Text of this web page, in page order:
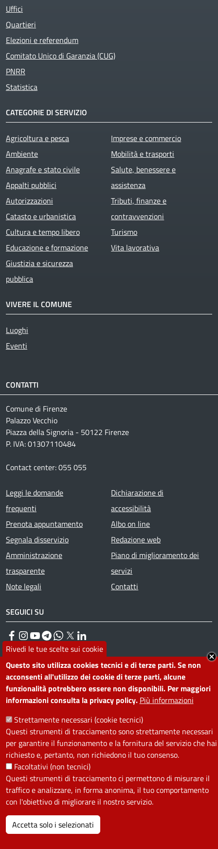
Rivedi le tue scelte sui cookie
Questo sito utilizza cookies tecnici e di terze parti. Se non
acconsenti all'utilizzo dei cookie di terze parti, alcune
funzionalità potrebbero essere non disponibili. Per maggiori
informazioni consulta la privacy policy. Più informazioni
Strettamente necessari (cookie tecnici)
Questi strumenti di tracciamento sono strettamente necessari
per garantire il funzionamento e la fornitura del servizio che hai
richiesto e, pertanto, non richiedono il tuo consenso.
Facoltativi (non tecnici)
Questi strumenti di tracciamento ci permettono di misurare il
traffico e analizzare, in forma anonima, il tuo comportamento
con l'obiettivo di migliorare il nostro servizio.
Accetta solo i selezionati
Uffici
Quartieri
Elezioni e referendum
Comitato Unico di Garanzia (CUG)
PNRR
Statistica
CATEGORIE DI SERVIZIO
Agricoltura e pesca
Ambiente
Anagrafe e stato civile
Appalti pubblici
Autorizzazioni
Catasto e urbanistica
Cultura e tempo libero
Educazione e formazione
Giustizia e sicurezza
pubblica
Imprese e commercio
Mobilità e trasporti
Salute, benessere e
assistenza
Tributi, finanze e
contravvenzioni
Turismo
Vita lavorativa
VIVERE IL COMUNE
Luoghi
Eventi
CONTATTI
Comune di Firenze
Palazzo Vecchio
Piazza della Signoria - 50122 Firenze
P. IVA: 01307110484
Contact center: 055 055
Footer menu
Leggi le domande
frequenti
Prenota appuntamento
Segnala disservizio
Amministrazione
trasparente
Note legali
Dichiarazione di
accessibilità
Albo on line
Redazione web
Piano di miglioramento dei
servizi
Contatti
SEGUICI SU
Facebook
Instagram
YouTube
Telegram
WhatsApp
Twitter
PRIVACY
Useful links section
La Privacy nel Comune